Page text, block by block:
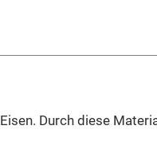
Durch diese